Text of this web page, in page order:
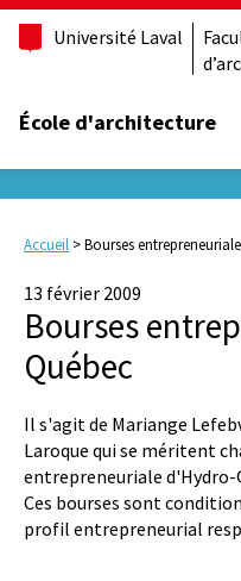
Université Laval
École d'architecture
Accueil >Bourses
13 février 2009
Bourses
Québec
Il s'agit de Mariange
Laroque qui se méritent
entrepreneuriale d'Hydro-
Ces bourses sont
profil entrepreneurial